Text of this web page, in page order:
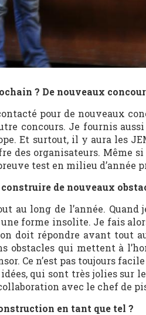
? De nouveaux
pour de nouveaux
concours. Je fournis
Et surtout, il y aura les
des organisateurs. Même si
test en milieu d’année
de nouveaux
au long de l’année.
forme insolite. Je fais
doit répondre avant tout
obstacles qui mettent à
Ce n’est pas toujours
qui sont très jolies sur
avec le chef de
en tant que tel ?